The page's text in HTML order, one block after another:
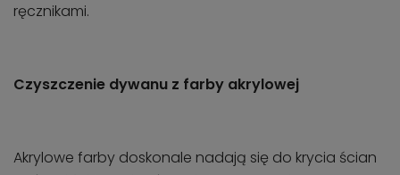
ręcznikami.
Czyszczenie dywanu z farby akrylowej
Akrylowe farby doskonale nadają się do krycia ścian